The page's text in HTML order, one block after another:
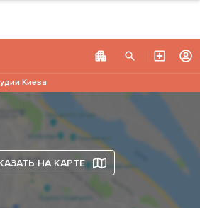
НА КАРТЕ
Киева